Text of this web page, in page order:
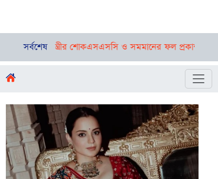
সর্বশেষ
শোক এসএসসি ও সমমানের ফল প্রকাশ, পাসের হার